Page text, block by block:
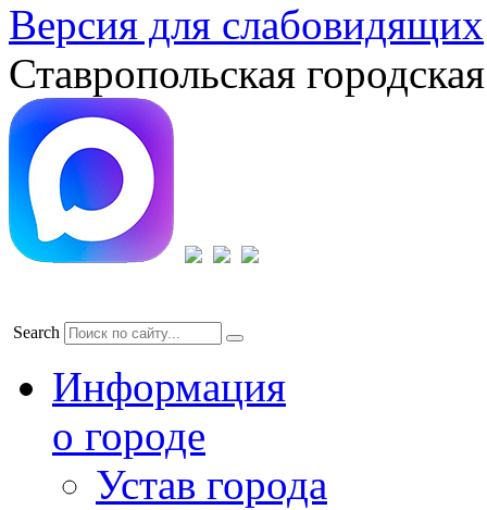
Версия для слабовидящих
Ставропольская
Search
Информация
о городе
Устав города